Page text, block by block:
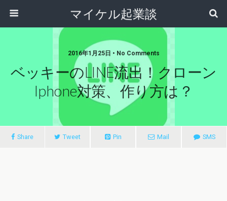
マイケル起業談
2016年1月25日 • No Comments
ベッキーのLINE流出！クローン
Iphone対策、作り方は？
Share Tweet Pin Mail SMS